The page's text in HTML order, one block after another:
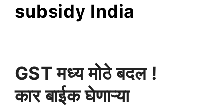
subsidy India
GST मध्य मोठे बदल !
कार बाईक घेणाऱ्या